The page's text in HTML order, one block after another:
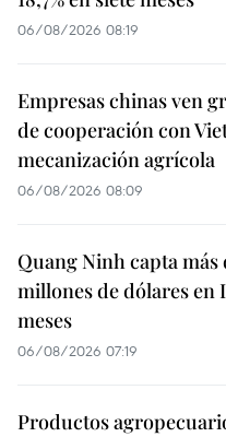
06/08/2026 08:19
Empresas chinas ven
de cooperación con
mecanización agrícola
06/08/2026 08:09
Quang Ninh capta más
millones de dólares en
meses
06/08/2026 07:19
Productos